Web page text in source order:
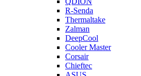
R-Senda
Thermaltake
Zalman
DeepCool
Cooler Master
Corsair
Chieftec